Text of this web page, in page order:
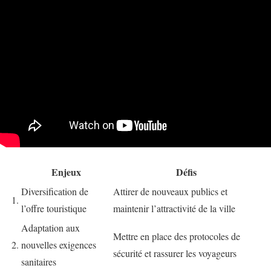
Enjeux Défis
1.
Diversification de
l’offre touristique
Attirer de nouveaux publics et
maintenir l’attractivité de la ville
2.
Adaptation aux
nouvelles exigences
sanitaires
Mettre en place des protocoles de
sécurité et rassurer les voyageurs